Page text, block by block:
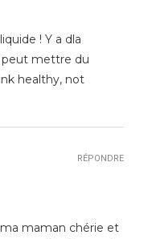
! Y a dla
peut mettre du
healthy, not
maman chérie et
RÉPONDRE